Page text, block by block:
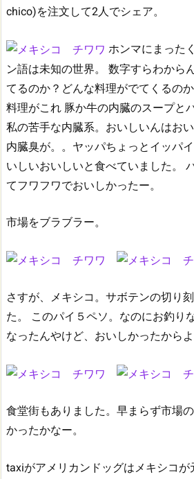
chico)を注文して2人でシェア。
ホンマにまった
ン語は未知の世界。
数字すらわから
てるのか？どんな料理がでてくるの
料理がこれ 豚か牛の内臓のスープと
私の苦手な内臓系。おいしいんはお
内臓臭が。。ヤッパちょっとイッパイ
いしいおいしいと食べていました。
てフワフワでおいしかったー。
市場をブラブラー。
さすが、メキシコ。サボテンの切り
た。
このパイ５ペソ。なのにお釣り
なったんやけど、おいしかったからよ
食堂街もありました。早まらず市場
かったかなー。
taxiがアメリカンドッグはメキシコが